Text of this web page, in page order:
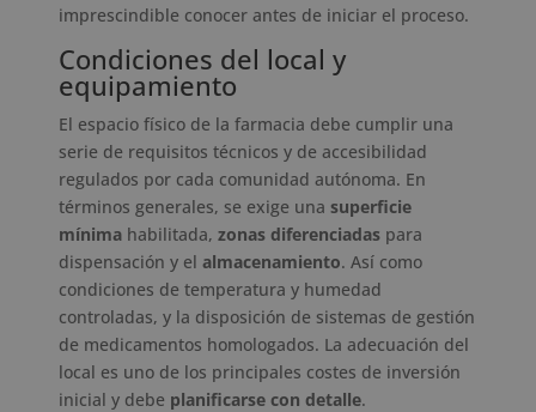
imprescindible conocer antes de iniciar el proceso.
Condiciones del local y
equipamiento
El espacio físico de la farmacia debe cumplir una
serie de requisitos técnicos y de accesibilidad
regulados por cada comunidad autónoma. En
términos generales, se exige una superficie
mínimahabilitada, zonas diferenciadaspara
dispensación y el almacenamiento. Así como
condiciones de temperatura y humedad
controladas, y la disposición de sistemas de gestión
de medicamentos homologados. La adecuación del
local es uno de los principales costes de inversión
inicial y debe planificarse con detalle.